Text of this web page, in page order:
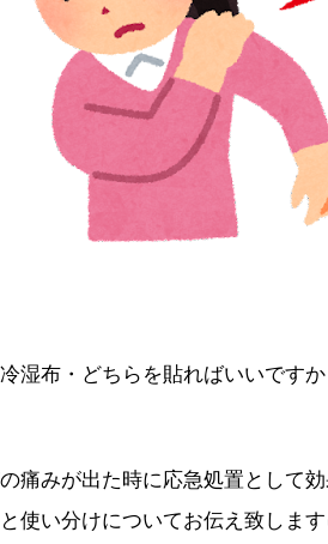
湿布・どちらを貼ればいいです
痛みが出た時に応急処置として
使い分けについてお伝え致しま